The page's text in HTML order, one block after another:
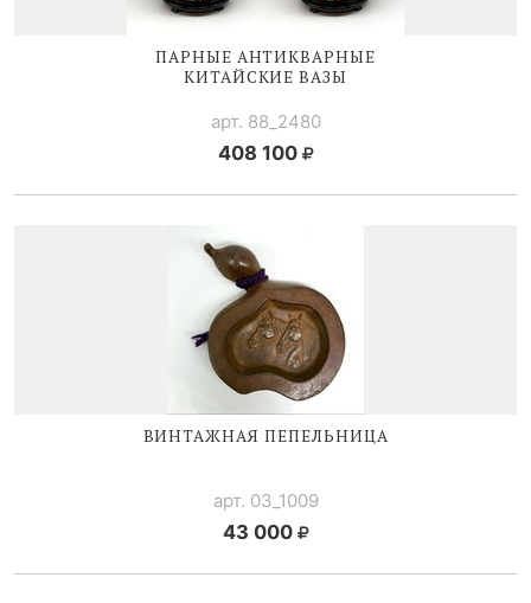
ПАРНЫЕ АНТИКВАРНЫЕ
КИТАЙСКИЕ ВАЗЫ
арт. 88_2480
408 100
ВИНТАЖНАЯ ПЕПЕЛЬНИЦА
арт. 03_1009
43 000